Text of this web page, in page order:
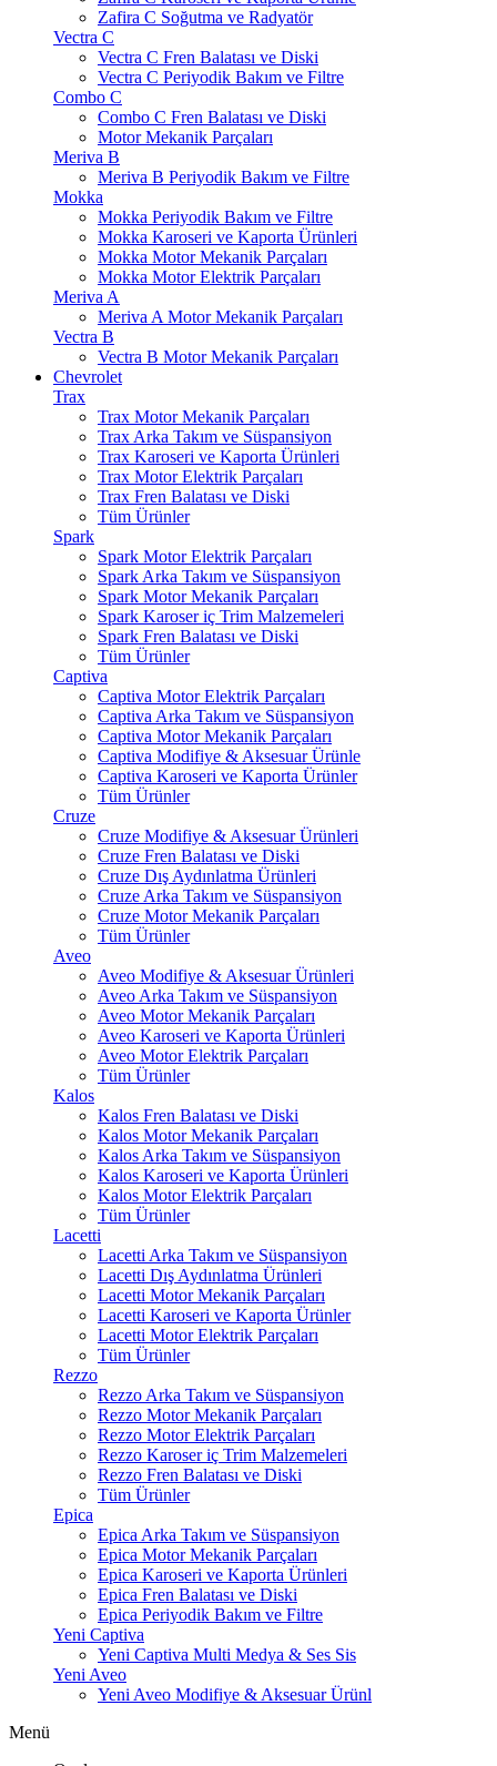
Zafira C Soğutma ve Radyatör
Vectra C
Vectra C Fren Balatası ve Diski
Vectra C Periyodik Bakım ve Filtre
Combo C
Combo C Fren Balatası ve Diski
Motor Mekanik Parçaları
Meriva B
Meriva B Periyodik Bakım ve Filtre
Mokka
Mokka Periyodik Bakım ve Filtre
Mokka Karoseri ve Kaporta Ürünleri
Mokka Motor Mekanik Parçaları
Mokka Motor Elektrik Parçaları
Meriva A
Meriva A Motor Mekanik Parçaları
Vectra B
Vectra B Motor Mekanik Parçaları
Chevrolet
Trax
Trax Motor Mekanik Parçaları
Trax Arka Takım ve Süspansiyon
Trax Karoseri ve Kaporta Ürünleri
Trax Motor Elektrik Parçaları
Trax Fren Balatası ve Diski
Tüm Ürünler
Spark
Spark Motor Elektrik Parçaları
Spark Arka Takım ve Süspansiyon
Spark Motor Mekanik Parçaları
Spark Karoser iç Trim Malzemeleri
Spark Fren Balatası ve Diski
Tüm Ürünler
Captiva
Captiva Motor Elektrik Parçaları
Captiva Arka Takım ve Süspansiyon
Captiva Motor Mekanik Parçaları
Captiva Modifiye & Aksesuar Ürünle
Captiva Karoseri ve Kaporta Ürünler
Tüm Ürünler
Cruze
Cruze Modifiye & Aksesuar Ürünleri
Cruze Fren Balatası ve Diski
Cruze Dış Aydınlatma Ürünleri
Cruze Arka Takım ve Süspansiyon
Cruze Motor Mekanik Parçaları
Tüm Ürünler
Aveo
Aveo Modifiye & Aksesuar Ürünleri
Aveo Arka Takım ve Süspansiyon
Aveo Motor Mekanik Parçaları
Aveo Karoseri ve Kaporta Ürünleri
Aveo Motor Elektrik Parçaları
Tüm Ürünler
Kalos
Kalos Fren Balatası ve Diski
Kalos Motor Mekanik Parçaları
Kalos Arka Takım ve Süspansiyon
Kalos Karoseri ve Kaporta Ürünleri
Kalos Motor Elektrik Parçaları
Tüm Ürünler
Lacetti
Lacetti Arka Takım ve Süspansiyon
Lacetti Dış Aydınlatma Ürünleri
Lacetti Motor Mekanik Parçaları
Lacetti Karoseri ve Kaporta Ürünler
Lacetti Motor Elektrik Parçaları
Tüm Ürünler
Rezzo
Rezzo Arka Takım ve Süspansiyon
Rezzo Motor Mekanik Parçaları
Rezzo Motor Elektrik Parçaları
Rezzo Karoser iç Trim Malzemeleri
Rezzo Fren Balatası ve Diski
Tüm Ürünler
Epica
Epica Arka Takım ve Süspansiyon
Epica Motor Mekanik Parçaları
Epica Karoseri ve Kaporta Ürünleri
Epica Fren Balatası ve Diski
Epica Periyodik Bakım ve Filtre
Yeni Captiva
Yeni Captiva Multi Medya & Ses Sis
Yeni Aveo
Yeni Aveo Modifiye & Aksesuar Ürünl
Menü